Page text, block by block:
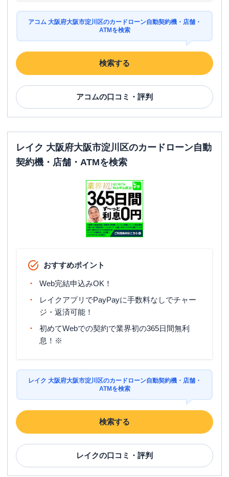
アコム 大阪府大阪市淀川区のカードローン自動契約機・店舗・
ATMを検索
検索する
アコムの口コミ・評判
レイク 大阪府大阪市淀川区のカードローン自動
契約機・店舗・ATMを検索
おすすめポイント
Web完結申込みOK！
レイクアプリでPayPayに手数料なしでチャー
ジ・返済可能！
初めてWebでの契約で業界初の365日間無利
息！※
レイク 大阪府大阪市淀川区のカードローン自動契約機・店舗・
ATMを検索
検索する
レイクの口コミ・評判